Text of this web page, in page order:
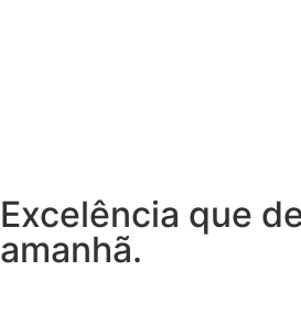
Excelência que
amanhã.